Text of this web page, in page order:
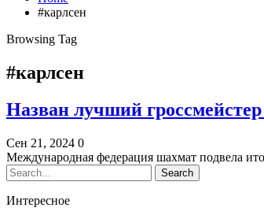
#карлсен
Browsing Tag
#карлсен
Назван лучший гроссмейстер
Сен 21, 2024 0
Международная федерация шахмат подвела
Интересное